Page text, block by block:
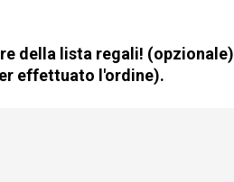
della lista regali! (opzionale)
effettuato l'ordine).